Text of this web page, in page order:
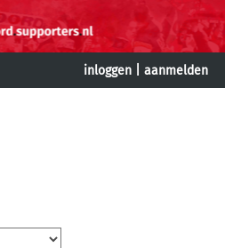
inloggen aanmelden